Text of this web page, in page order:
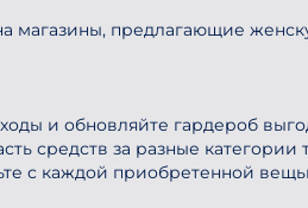
магазины, предлагающие
и обновляйте гардероб
средств за разные категории
с каждой приобретенной